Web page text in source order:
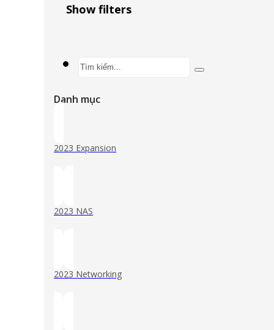
Show filters
Search
Danh mục
2023 Expansion
()
2023 NAS
()
2023 Networking
()